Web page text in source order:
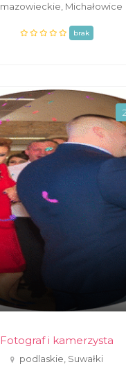
mazowieckie, Michałowice
brak
Fotograf i kamerzysta
podlaskie, Suwałki